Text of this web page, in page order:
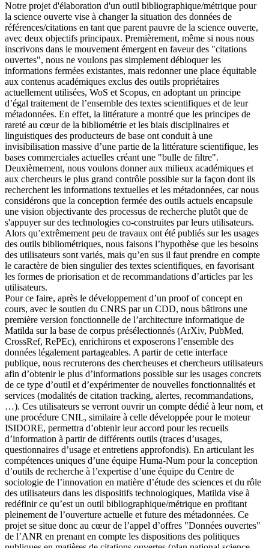
Notre projet d'élaboration d'un outil bibliographique/métrique pour
la science ouverte vise à changer la situation des données de
références/citations en tant que parent pauvre de la science ouverte,
avec deux objectifs principaux. Premièrement, même si nous nous
inscrivons dans le mouvement émergent en faveur des "citations
ouvertes", nous ne voulons pas simplement débloquer les
informations fermées existantes, mais redonner une place équitable
aux contenus académiques exclus des outils propriétaires
actuellement utilisées, WoS et Scopus, en adoptant un principe
d’égal traitement de l’ensemble des textes scientifiques et de leur
métadonnées. En effet, la littérature a montré que les principes de
rareté au cœur de la bibliométrie et les biais disciplinaires et
linguistiques des producteurs de base ont conduit à une
invisibilisation massive d’une partie de la littérature scientifique, les
bases commerciales actuelles créant une "bulle de filtre".
Deuxièmement, nous voulons donner aux milieux académiques et
aux chercheurs le plus grand contrôle possible sur la façon dont ils
recherchent les informations textuelles et les métadonnées, car nous
considérons que la conception fermée des outils actuels encapsule
une vision objectivante des processus de recherche plutôt que de
s'appuyer sur des technologies co-construites par leurs utilisateurs.
Alors qu’extrêmement peu de travaux ont été publiés sur les usages
des outils bibliométriques, nous faisons l’hypothèse que les besoins
des utilisateurs sont variés, mais qu’en sus il faut prendre en compte
le caractère de bien singulier des textes scientifiques, en favorisant
les formes de priorisation et de recommandations d’articles par les
utilisateurs.
Pour ce faire, après le développement d’un proof of concept en
cours, avec le soutien du CNRS par un CDD, nous bâtirons une
première version fonctionnelle de l’architecture informatique de
Matilda sur la base de corpus présélectionnés (ArXiv, PubMed,
CrossRef, RePEc), enrichirons et exposerons l’ensemble des
données légalement partageables. A partir de cette interface
publique, nous recruterons des chercheuses et chercheurs utilisateurs
afin d’obtenir le plus d’informations possible sur les usages concrets
de ce type d’outil et d’expérimenter de nouvelles fonctionnalités et
services (modalités de citation tracking, alertes, recommandations,
…). Ces utilisateurs se verront ouvrir un compte dédié à leur nom, et
une procédure CNIL, similaire à celle développée pour le moteur
ISIDORE, permettra d’obtenir leur accord pour les recueils
d’information à partir de différents outils (traces d’usages,
questionnaires d’usage et entretiens approfondis). En articulant les
compétences uniques d’une équipe Huma-Num pour la conception
d’outils de recherche à l’expertise d’une équipe du Centre de
sociologie de l’innovation en matière d’étude des sciences et du rôle
des utilisateurs dans les dispositifs technologiques, Matilda vise à
redéfinir ce qu’est un outil bibliographique/métrique en profitant
pleinement de l’ouverture actuelle et future des métadonnées. Ce
projet se situe donc au cœur de l’appel d’offres "Données ouvertes"
de l’ANR en prenant en compte les dispositions des politiques